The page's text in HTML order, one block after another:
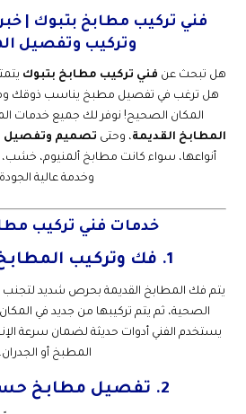
فني تركيب مطابخ بتبوك |
وتركيب وتفصيل
هل تبحث عن فني تركيب مطابخ بتبوك
هل ترغب في تفصيل مطبخ يناسب ذوقك
المكان الصحيح! نوفر لك جميع خدمات
المطابخ القديمة، وحتى تصميم وتفصيل
وخدمة عالية
خدمات فني تركيب
1. فك وتركيب المطابخ باحترافية
يتم فك المطابخ القديمة بحرص شديد لتجنب
الصحية، ثم يتم تركيبها من جديد في
يستخدم الفني أدوات حديثة لضمان سرعة
المطبخ أو الجدران.
2. تفصيل مطابخ حسب الطلب